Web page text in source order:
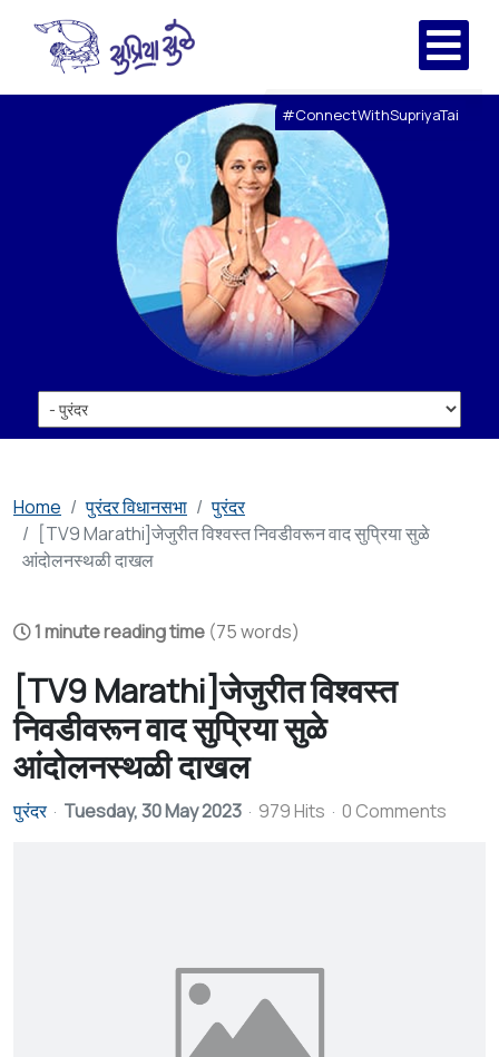
#ConnectWithSupriyaTai
Home पुरंदर विधानसभा
पुरंदर
[TV9 Marathi]जेजुरीत विश्वस्त निवडीवरून वाद सुप्रिया सुळे
आंदोलनस्थळी दाखल
1 minute reading time (75 words)
[TV9 Marathi]जेजुरीत विश्वस्त
निवडीवरून वाद सुप्रिया सुळे
आंदोलनस्थळी दाखल
पुरंदर Tuesday, 30 May 2023 979 Hits 0 Comments